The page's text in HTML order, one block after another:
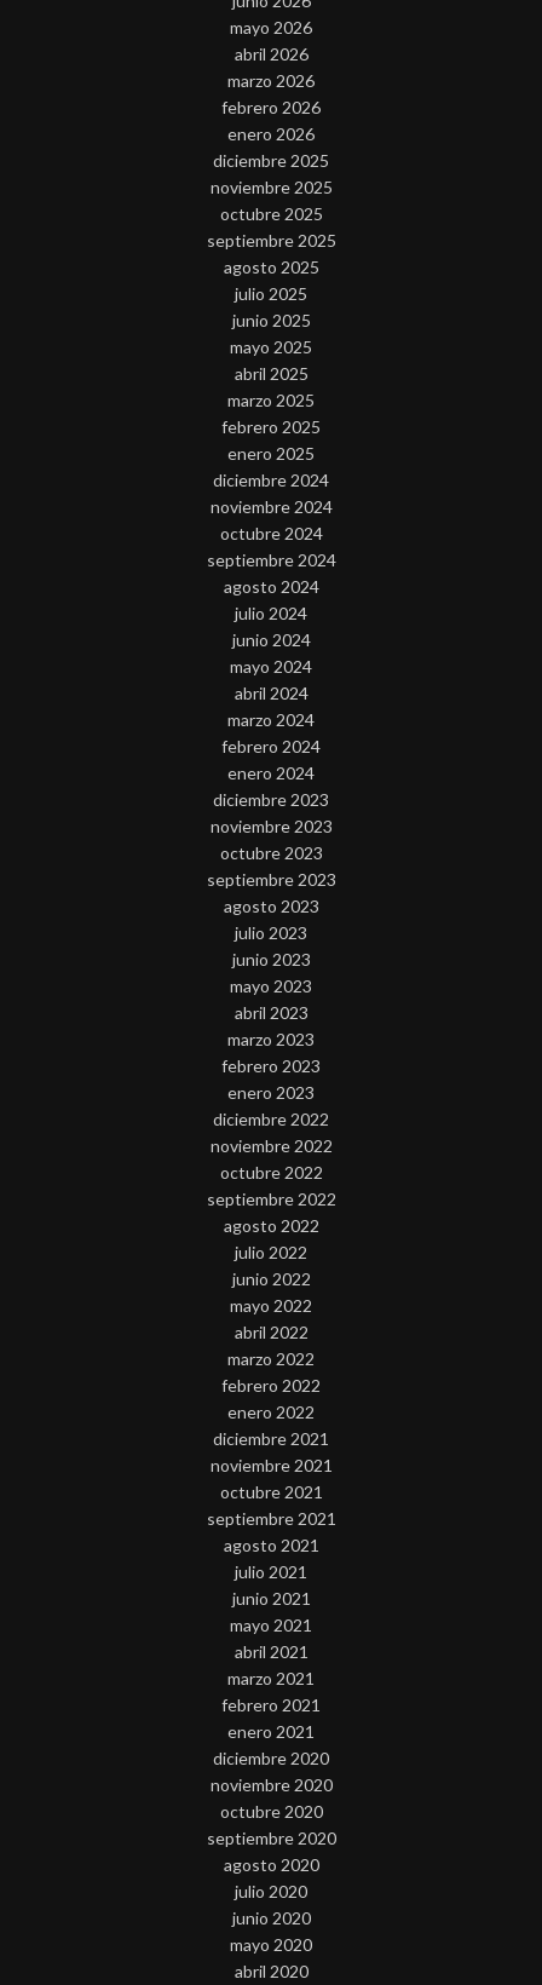
mayo 2026
abril 2026
marzo 2026
febrero 2026
enero 2026
diciembre 2025
noviembre 2025
octubre 2025
septiembre 2025
agosto 2025
julio 2025
junio 2025
mayo 2025
abril 2025
marzo 2025
febrero 2025
enero 2025
diciembre 2024
noviembre 2024
octubre 2024
septiembre 2024
agosto 2024
julio 2024
junio 2024
mayo 2024
abril 2024
marzo 2024
febrero 2024
enero 2024
diciembre 2023
noviembre 2023
octubre 2023
septiembre 2023
agosto 2023
julio 2023
junio 2023
mayo 2023
abril 2023
marzo 2023
febrero 2023
enero 2023
diciembre 2022
noviembre 2022
octubre 2022
septiembre 2022
agosto 2022
julio 2022
junio 2022
mayo 2022
abril 2022
marzo 2022
febrero 2022
enero 2022
diciembre 2021
noviembre 2021
octubre 2021
septiembre 2021
agosto 2021
julio 2021
junio 2021
mayo 2021
abril 2021
marzo 2021
febrero 2021
enero 2021
diciembre 2020
noviembre 2020
octubre 2020
septiembre 2020
agosto 2020
julio 2020
junio 2020
mayo 2020
abril 2020